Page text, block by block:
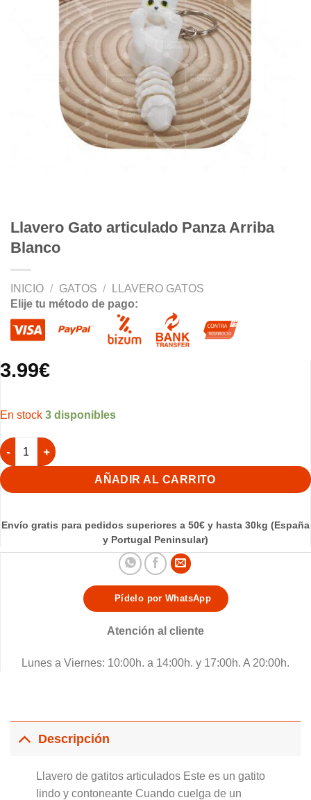
Llavero Gato articulado Panza Arriba
Blanco
INICIO / GATOS /
LLAVERO GATOS
Elije tu método de pago:
3.99€
3 disponibles
Llavero Gato articulado Panza Arriba Blanco cantidad
AÑADIR AL CARRITO
Envío gratis para pedidos superiores a 50€ y hasta 30kg (España
y Portugal Peninsular)
Pídelo por WhatsApp
Atención al cliente
Lunes a Viernes: 10:00h. a 14:00h. y 17:00h. A 20:00h.
Descripción
Llavero de gatitos articulados Este es un gatito
lindo y contoneante Cuando cuelga de un